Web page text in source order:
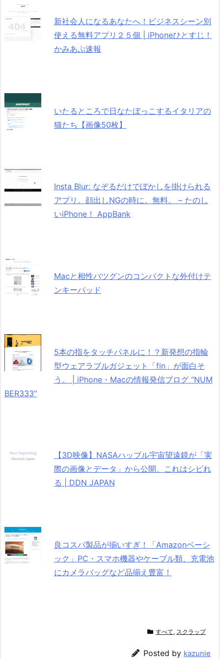
新社会人になるあなたへ！ビジネスシーン別
使える無料アプリ２５個 | iPhoneひとすじ！
かみあぷ速報
いたるところで日なたぼっこするイタリアの
猫たち【画像50枚】
Insta Blur: なぞるだけでぼかしを掛けられる
アプリ。顔出しNGの時に。無料。 – たのし
いiPhone！ AppBank
Macと相性バツグンのコンパクトな外付けテ
ンキーパッド
5本の指をタッチパネルに！？新発想の指輪
型ウェアラブルガジェット「fin」が面白そ
う。 | iPhone・Macの情報発信ブログ “NUM
BER333"
【3D映像】NASAハッブル宇宙望遠鏡が「実
際の画像とデータ」から公開、これはシビれ
る | DDN JAPAN
良コスパ製品が揃いすぎ！「Amazonベーシ
ック」PC・スマホ機器やケーブル類、充電池
にカメラバッグなど品揃え豊富！
すべて, スクラップ
Posted by kazunie